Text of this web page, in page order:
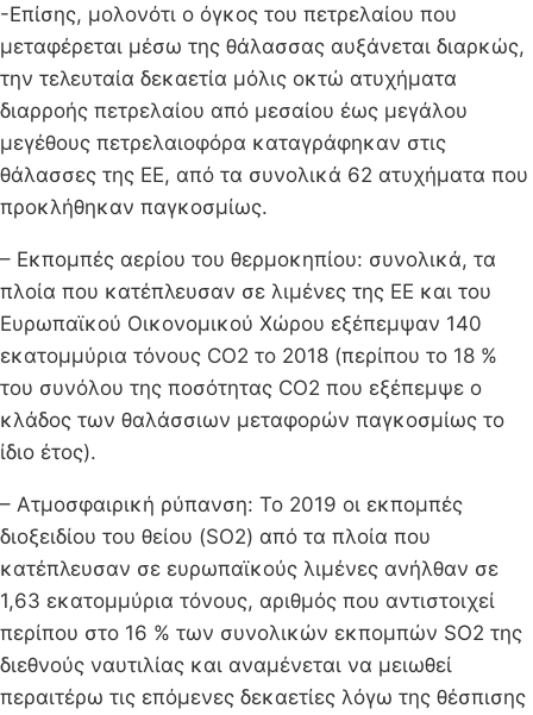
-Επίσης, μολονότι ο όγκος του πετρελαίου που
μεταφέρεται μέσω της θάλασσας αυξάνεται διαρκώς,
την τελευταία δεκαετία μόλις οκτώ ατυχήματα
διαρροής πετρελαίου από μεσαίου έως μεγάλου
μεγέθους πετρελαιοφόρα καταγράφηκαν στις
θάλασσες της ΕΕ, από τα συνολικά 62 ατυχήματα που
προκλήθηκαν παγκοσμίως.
– Εκπομπές αερίου του θερμοκηπίου: συνολικά, τα
πλοία που κατέπλευσαν σε λιμένες της ΕΕ και του
Ευρωπαϊκού Οικονομικού Χώρου εξέπεμψαν 140
εκατομμύρια τόνους CO2 το 2018 (περίπου το 18 %
του συνόλου της ποσότητας CO2 που εξέπεμψε ο
κλάδος των θαλάσσιων μεταφορών παγκοσμίως το
ίδιο έτος).
– Ατμοσφαιρική ρύπανση: Το 2019 οι εκπομπές
διοξειδίου του θείου (SO2) από τα πλοία που
κατέπλευσαν σε ευρωπαϊκούς λιμένες ανήλθαν σε
1,63 εκατομμύρια τόνους, αριθμός που αντιστοιχεί
περίπου στο 16 % των συνολικών εκπομπών SO2 της
διεθνούς ναυτιλίας και αναμένεται να μειωθεί
περαιτέρω τις επόμενες δεκαετίες λόγω της θέσπισης